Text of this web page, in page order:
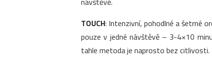
TOUCH: Intenzivní, pohodlné a šetrné
pouze v jedné návštěvě – 3-4×10
tahle metoda je naprosto bez citlivosti.